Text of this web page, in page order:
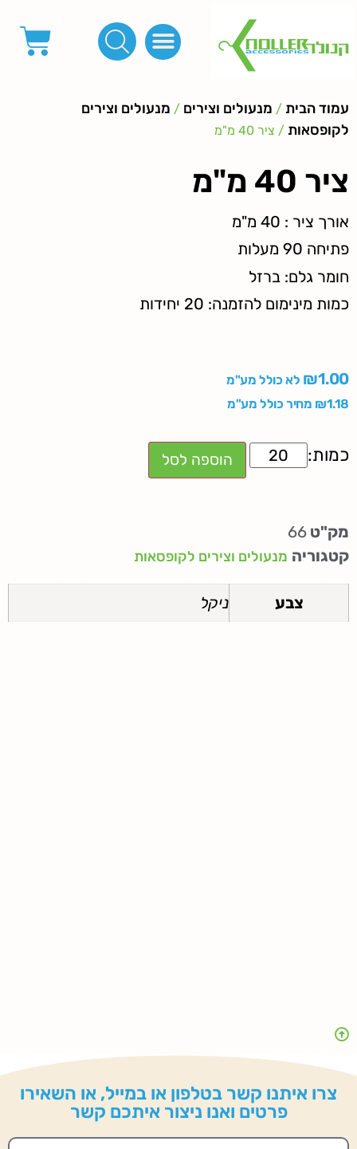
עמוד הבית / מנעולים וצירים / מנעולים וצירים
לקופסאות / ציר 40 מ"מ
ציר 40 מ"מ
אורך ציר : 40 מ"מ
פתיחה 90 מעלות
חומר גלם: ברזל
כמות מינימום להזמנה: 20 יחידות
₪1.00
לא כולל מע"מ
₪1.18 מחיר כולל מע"מ
הוספה לסל
מק"ט 66
קטגוריה מנעולים וצירים לקופסאות
צבע ניקל
צרו איתנו קשר בטלפון או במייל, או השאירו
פרטים ואנו ניצור איתכם קשר